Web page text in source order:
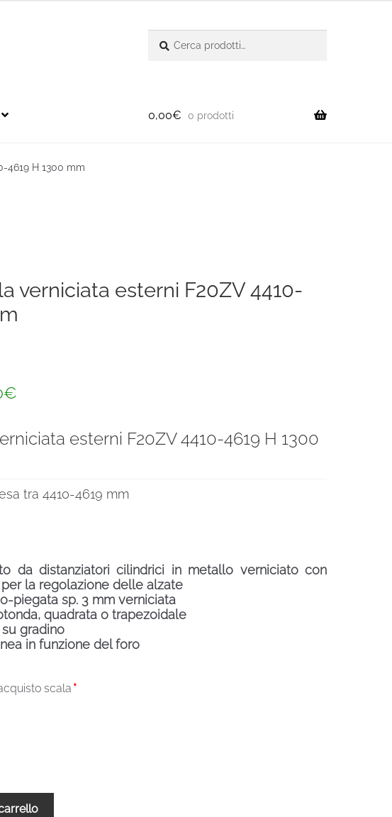
0,00€ 0 prodotti
4619 H 1300 mm
verniciata esterni F20ZV 4410-
€
attuale
3.799,00€.
esterni F20ZV 4410-4619 H 1300
tra 4410-4619 mm
da distanziatori cilindrici in metallo verniciato con
la regolazione delle alzate
piegata sp. 3 mm verniciata
quadrata o trapezoidale
gradino
in funzione del foro
scala *